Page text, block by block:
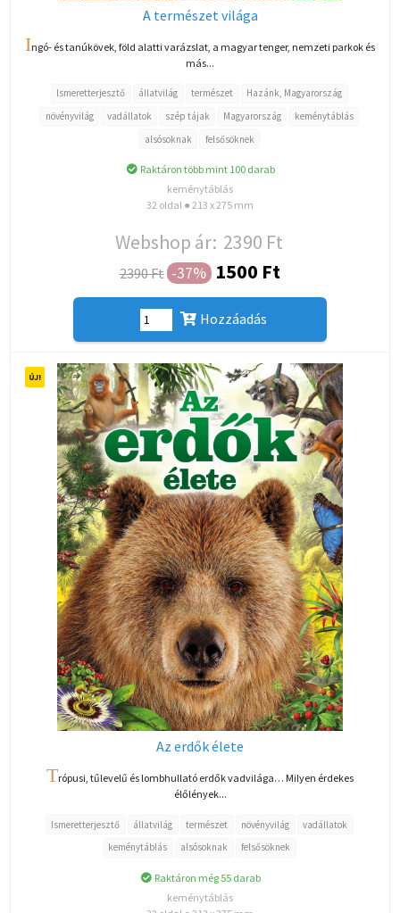
A természet világa
Ingó- és tanúkövek, föld alatti varázslat, a magyar tenger, nemzeti parkok és
más...
Ismeretterjesztő állatvilág természet
Hazánk, Magyarország
növényvilág
vadállatok szép tájak Magyarország
keménytáblás
alsósoknak
felsősöknek
Raktáron több mint 100 darab
keménytáblás
32 oldal ● 213 x 275 mm
Webshop ár: 2390 Ft
2390 Ft -37% 1500 Ft
Hozzáadás
Az erdők élete
Trópusi, tűlevelű és lombhullató erdők vadvilága… Milyen érdekes
élőlények...
Ismeretterjesztő állatvilág természet növényvilág
vadállatok
keménytáblás
alsósoknak felsősöknek
Raktáron még 55 darab
keménytáblás